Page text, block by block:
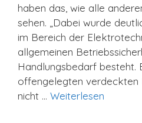
haben das, wie alle
sehen. „Dabei wurde
im Bereich der
allgemeinen
Handlungsbedarf besteht.
offengelegten verdeckten
nicht … Weiterlesen